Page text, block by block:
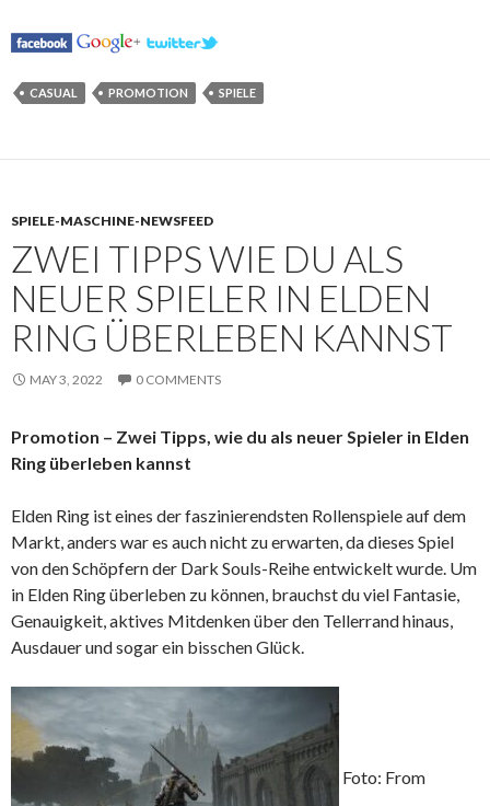
CASUAL PROMOTION SPIELE
SPIELE-MASCHINE-NEWSFEED
ZWEI TIPPS WIE DU ALS
NEUER SPIELER IN ELDEN
RING ÜBERLEBEN KANNST
MAY 3, 2022 0 COMMENTS
Promotion – Zwei Tipps, wie du als neuer Spieler in Elden
Ring überleben kannst
Elden Ring ist eines der faszinierendsten Rollenspiele auf dem
Markt, anders war es auch nicht zu erwarten, da dieses Spiel
von den Schöpfern der Dark Souls-Reihe entwickelt wurde. Um
in Elden Ring überleben zu können, brauchst du viel Fantasie,
Genauigkeit, aktives Mitdenken über den Tellerrand hinaus,
Ausdauer und sogar ein bisschen Glück.
Foto: From